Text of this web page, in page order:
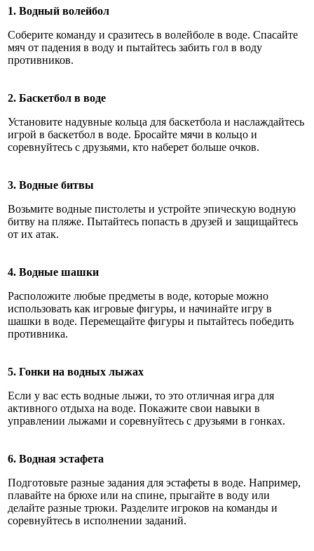
1. Водный волейбол
Соберите команду и сразитесь в волейболе в воде. Спасайте
мяч от падения в воду и пытайтесь забить гол в воду
противников.
2. Баскетбол в воде
Установите надувные кольца для баскетбола и наслаждайтесь
игрой в баскетбол в воде. Бросайте мячи в кольцо и
соревнуйтесь с друзьями, кто наберет больше очков.
3. Водные битвы
Возьмите водные пистолеты и устройте эпическую водную
битву на пляже. Пытайтесь попасть в друзей и защищайтесь
от их атак.
4. Водные шашки
Расположите любые предметы в воде, которые можно
использовать как игровые фигуры, и начинайте игру в
шашки в воде. Перемещайте фигуры и пытайтесь победить
противника.
5. Гонки на водных лыжах
Если у вас есть водные лыжи, то это отличная игра для
активного отдыха на воде. Покажите свои навыки в
управлении лыжами и соревнуйтесь с друзьями в гонках.
6. Водная эстафета
Подготовьте разные задания для эстафеты в воде. Например,
плавайте на брюхе или на спине, прыгайте в воду или
делайте разные трюки. Разделите игроков на команды и
соревнуйтесь в исполнении заданий.